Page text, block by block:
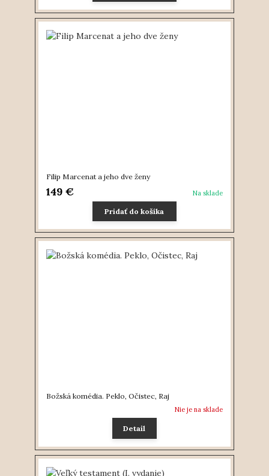
Filip Marcenat a jeho dve ženy
149 € Na sklade
Pridať do košíka
Božská komédia. Peklo, Očistec, Raj
Nie je na sklade
Detail